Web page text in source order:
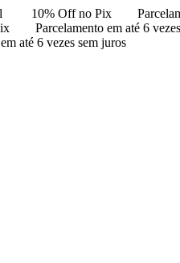
10% Off no Pix
Parcelamento em até 6
até 6 vezes sem juros